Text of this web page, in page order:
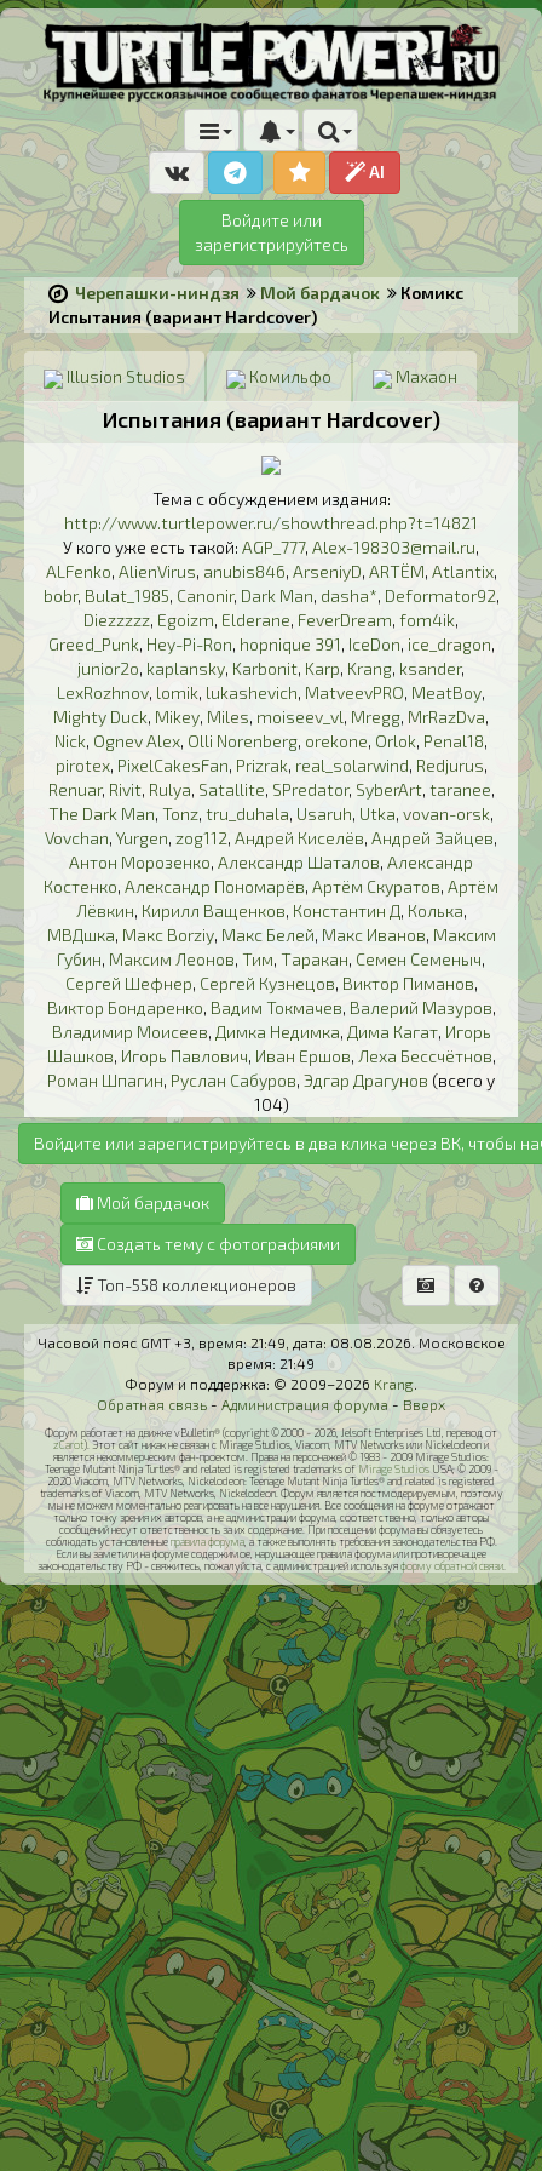
AI
Войдите или
зарегистрируйтесь
Черепашки-ниндзя Мой бардачок
Комикс
Испытания (вариант Hardcover)
Illusion Studios Комильфо Махаон
Испытания (вариант Hardcover)
Тема с обсуждением издания:
http://www.turtlepower.ru/showthread.php?t=14821
У кого уже есть такой: AGP_777, Alex-198303@mail.ru,
ALFenko, AlienVirus, anubis846, ArseniyD, ARTЁM, Atlantix,
bobr, Bulat_1985, Canonir, Dark Man, dasha*, Deformator92,
Diezzzzz, Egoizm, Elderane, FeverDream, fom4ik,
Greed_Punk, Hey-Pi-Ron, hopnique 391, IceDon, ice_dragon,
junior2o, kaplansky, Karbonit, Karp, Krang, ksander,
LexRozhnov, lomik, lukashevich, MatveevPRO, MeatBoy,
Mighty Duck, Mikey, Miles, moiseev_vl, Mregg, MrRazDva,
Nick, Ognev Alex, Olli Norenberg, orekone, Orlok, Penal18,
pirotex, PixelCakesFan, Prizrak, real_solarwind, Redjurus,
Renuar, Rivit, Rulya, Satallite, SPredator, SyberArt, taranee,
The Dark Man, Tonz, tru_duhala, Usaruh, Utka, vovan-orsk,
Vovchan, Yurgen, zog112, Андрей Киселёв, Андрей Зайцев,
Антон Морозенко, Александр Шаталов, Александр
Костенко, Александр Пономарёв, Артём Скуратов, Артём
Лёвкин, Кирилл Ващенков, Константин Д, Колька,
МВДшка, Макс Borziy, Макс Белей, Макс Иванов, Максим
Губин, Максим Леонов, Тим, Таракан, Семен Семеныч,
Сергей Шефнер, Сергей Кузнецов, Виктор Пиманов,
Виктор Бондаренко, Вадим Токмачев, Валерий Мазуров,
Владимир Моисеев, Димка Недимка, Дима Кагат, Игорь
Шашков, Игорь Павлович, Иван Ершов, Леха Бессчётнов,
Роман Шпагин, Руслан Сабуров, Эдгар Драгунов (всего у
104)
Войдите или зарегистрируйтесь в два клика через ВК, чтобы
Мой бардачок
Создать тему с фотографиями
Топ-558 коллекционеров
Часовой пояс GMT +3, время: 21:49 , дата: 08.08.2026. Московское
время: 21:49
Форум и поддержка: © 2009–2026 Krang.
Обратная связь - Администрация форума - Вверх
Форум работает на движке vBulletin® (copyright ©2000 - 2026, Jelsoft Enterprises Ltd, перевод от
zCarot). Этот сайт никак не связан с Mirage Studios, Viacom, MTV Networks или Nickelodeon и
является некоммерческим фан-проектом. Права на персонажей © 1983 - 2009 Mirage Studios:
Teenage Mutant Ninja Turtles® and related is registered trademarks of Mirage StudiosUSA; © 2009 -
2020 Viacom, MTV Networks, Nickelodeon: Teenage Mutant Ninja Turtles® and related is registered
trademarks of Viacom, MTV Networks, Nickelodeon. Форум является постмодерируемым, поэтому
мы не можем моментально реагировать на все нарушения. Все сообщения на форуме отражают
только точку зрения их авторов, а не администрации форума, соответственно, только авторы
сообщений несут ответственность за их содержание. При посещении форума вы обязуетесь
соблюдать установленныеправила форума, а также выполнять требования законодательства РФ.
Если вы заметили на форуме содержимое, нарушающее правила форума или противоречащее
законодательству РФ - свяжитесь, пожалуйста, с администрацией используяформу обратной связи.